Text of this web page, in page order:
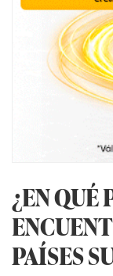
¿EN QUÉ
PAÍSES